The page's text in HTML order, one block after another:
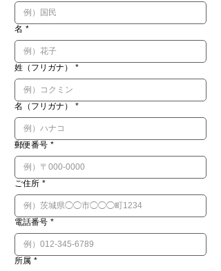
名 *
姓（フリガナ） *
名（フリガナ） *
郵便番号 *
ご住所 *
電話番号 *
所属 *